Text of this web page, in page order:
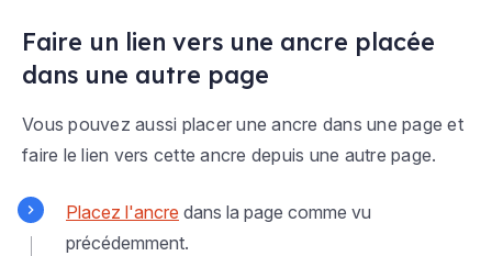
Faire un lien vers une ancre placée
dans une autre page
Vous pouvez aussi placer une ancre dans une page et
faire le lien vers cette ancre depuis une autre page.
Placez l'ancre dans la page comme vu
précédemment.